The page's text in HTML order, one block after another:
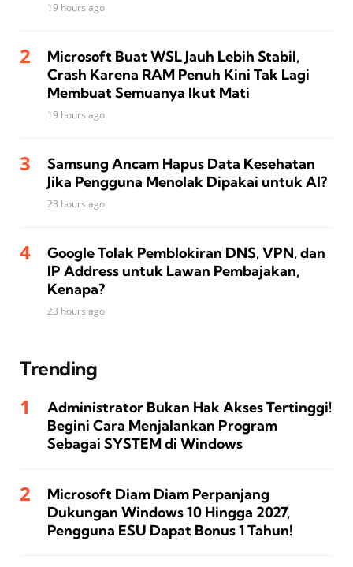
19 hours ago
Microsoft Buat WSL Jauh Lebih Stabil,
Crash Karena RAM Penuh Kini Tak Lagi
Membuat Semuanya Ikut Mati
19 hours ago
Samsung Ancam Hapus Data Kesehatan
Jika Pengguna Menolak Dipakai untuk AI?
23 hours ago
Google Tolak Pemblokiran DNS, VPN, dan
IP Address untuk Lawan Pembajakan,
Kenapa?
23 hours ago
Trending
Administrator Bukan Hak Akses Tertinggi!
Begini Cara Menjalankan Program
Sebagai SYSTEM di Windows
Microsoft Diam Diam Perpanjang
Dukungan Windows 10 Hingga 2027,
Pengguna ESU Dapat Bonus 1 Tahun!